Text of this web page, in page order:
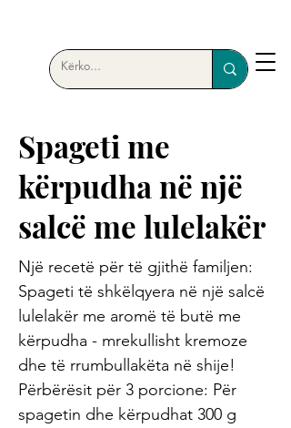
Spageti me
kërpudha në një
salcë me lulelakër
Një recetë për të gjithë familjen:
Spageti të shkëlqyera në një salcë
lulelakër me aromë të butë me
kërpudha - mrekullisht kremoze
dhe të rrumbullakëta në shije!
Përbërësit për 3 porcione: Për
spagetin dhe kërpudhat 300 g